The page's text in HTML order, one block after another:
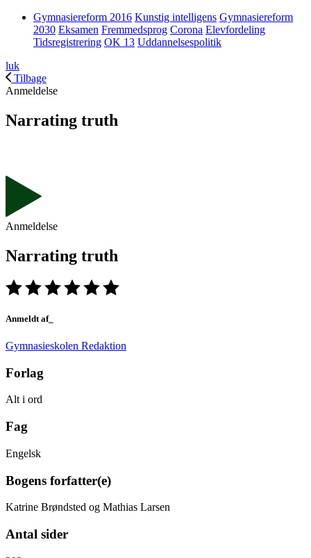
Gymnasiereform 2016 Kunstig intelligens Gymnasiereform
2030 Eksamen Fremmedsprog Corona Elevfordeling
Tidsregistrering OK 13 Uddannelsespolitik
luk
Tilbage
Anmeldelse
Narrating truth
Anmeldelse
Narrating truth
Anmeldt af_
Gymnasieskolen Redaktion
Forlag
Alt i ord
Fag
Engelsk
Bogens forfatter(e)
Katrine Brøndsted og Mathias Larsen
Antal sider